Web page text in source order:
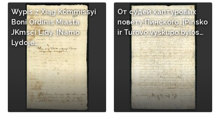
Wypis z Xiąg Kommissyi
Boni Ordinis Miasta
JKmsci Lidy. [Namo
Lydoje…
От судей каптуровых
повету Пинского. [Pinsko
ir Turovo vyskupo bylos…